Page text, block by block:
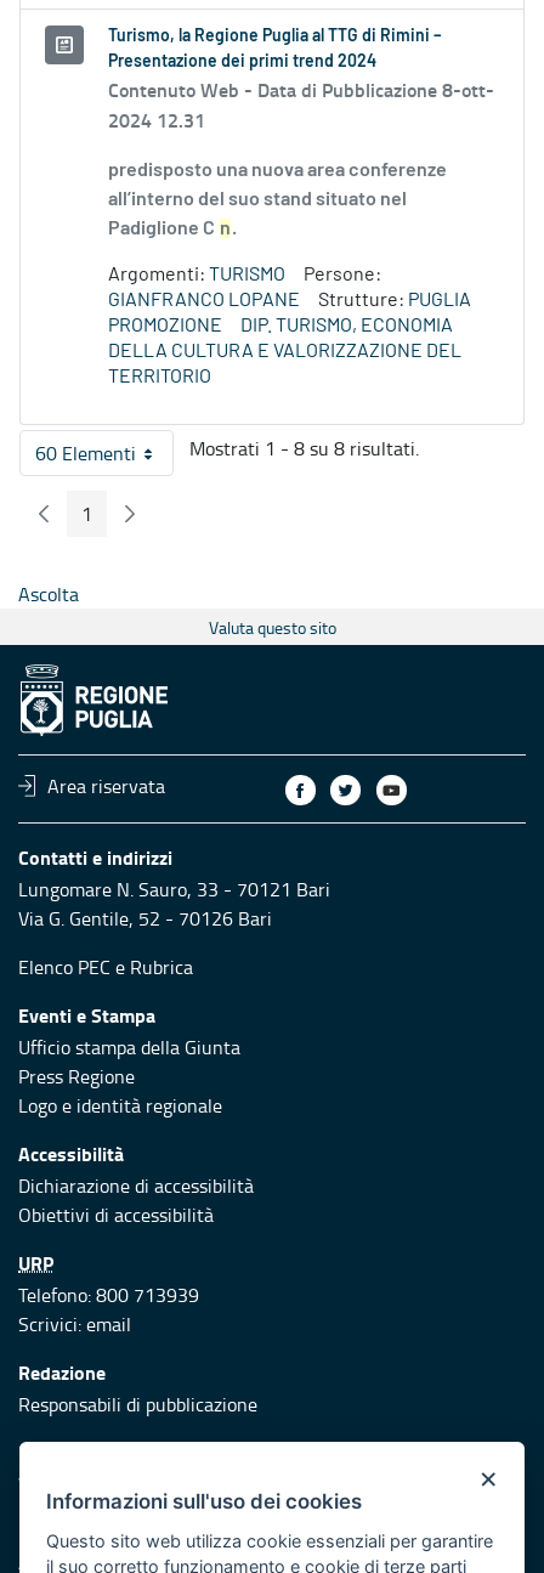
Turismo, la Regione Puglia al TTG di Rimini –
Presentazione dei primi trend 2024
Contenuto Web - Data di Pubblicazione 8-ott-
2024 12.31
predisposto una nuova area conferenze
all’interno del suo stand situato nel
Padiglione C n.
Argomenti: TURISMO
Persone:
GIANFRANCO LOPANE
Strutture: PUGLIA
PROMOZIONE
DIP. TURISMO, ECONOMIA
DELLA CULTURA E VALORIZZAZIONE DEL
TERRITORIO
60 ElementiPer pagina
Mostrati 1 - 8 su 8 risultati.
Pagina Precedente
Pagina
1 Pagina Seguente
Ascolta
Valuta questo sito
Area riservata
Contatti e indirizzi
Lungomare N. Sauro, 33 - 70121 Bari
Via G. Gentile, 52 - 70126 Bari
Elenco PEC e Rubrica
Eventi e Stampa
Ufficio stampa della Giunta
Press Regione
Logo e identità regionale
Accessibilità
Dichiarazione di accessibilità
Obiettivi di accessibilità
URP
Telefono: 800 713939
Scrivici:email
Redazione
Responsabili di pubblicazione
Protezione civile
Vai al sito di Protezione Civile Puglia
Iniziativa finanziata con risorse del POR Puglia 2014/2020 -
Asse XI
×
Informazioni sull'uso dei cookies
Questo sito web utilizza cookie essenziali per garantire
il suo corretto funzionamento e cookie di terze parti